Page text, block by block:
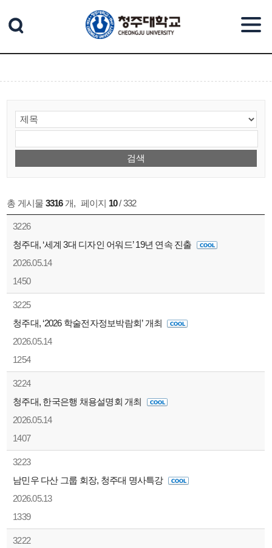
총 게시물 3316개, 페이지 10/ 332
3226
청주대, ‘세계 3대 디자인 어워드’ 19년 연속 진출
2026.05.14
1450
3225
청주대, ‘2026 학술전자정보박람회’ 개최
2026.05.14
1254
3224
청주대, 한국은행 채용설명회 개최
2026.05.14
1407
3223
남민우 다산 그룹 회장, 청주대 명사특강
2026.05.13
1339
3222